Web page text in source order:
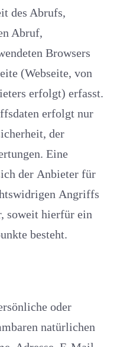
des Abrufs,
das Internetangebot des Anbieters erfolgt) erfasst.
für
Angriffs
hierfür ein
besteht.
oder
natürlichen